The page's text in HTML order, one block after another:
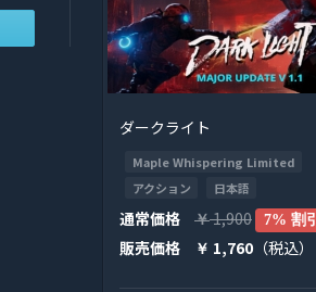
ダークライト
Maple Whispering Limited
アクション
日本語
通常価格 ￥1,900 7% 割引
販売価格 ￥ 1,760 （税込）